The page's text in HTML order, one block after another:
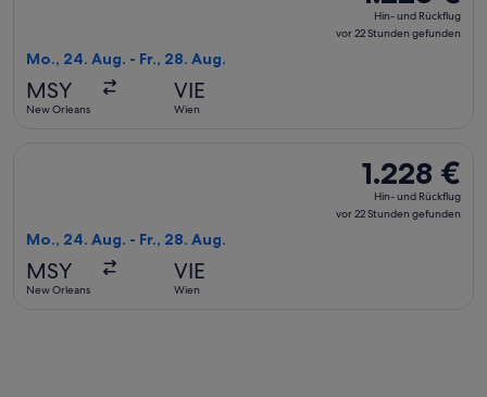
Hin-
und
Hin- und Rückflug
vor 22 Stunden gefunden
Mo., 24. Aug. - Fr., 28. Aug.
MSY
New Orleans
VIE
Wien
1.228 €
Hin-
und
1.228 €
Hin- und Rückflug
vor 22 Stunden gefunden
Mo., 24. Aug. - Fr., 28. Aug.
MSY
New Orleans
VIE
Wien